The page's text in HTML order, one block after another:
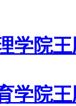
学院
学院